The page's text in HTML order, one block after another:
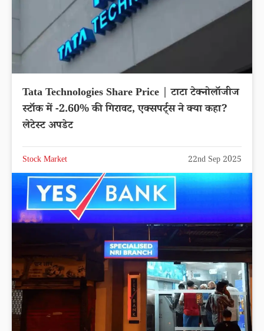
Tata Technologies Share Price | टाटा टेक्नोलॉजीज
स्टॉक में -2.60% की गिरावट, एक्सपर्ट्स ने क्या कहा?
लेटेस्ट अपडेट
Stock Market 22nd Sep 2025